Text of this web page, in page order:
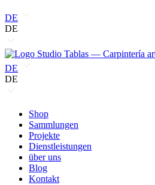
DE
DE
DE
DE
Shop
Sammlungen
Projekte
Dienstleistungen
über uns
Blog
Kontakt